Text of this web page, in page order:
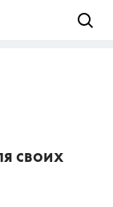
своих